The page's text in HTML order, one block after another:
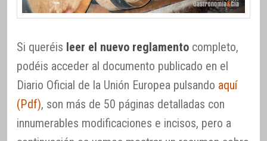
Si queréis leer el nuevo reglamento completo,
podéis acceder al documento publicado en el
Diario Oficial de la Unión Europea pulsando aquí
(Pdf), son más de 50 páginas detalladas con
innumerables modificaciones e incisos, pero a